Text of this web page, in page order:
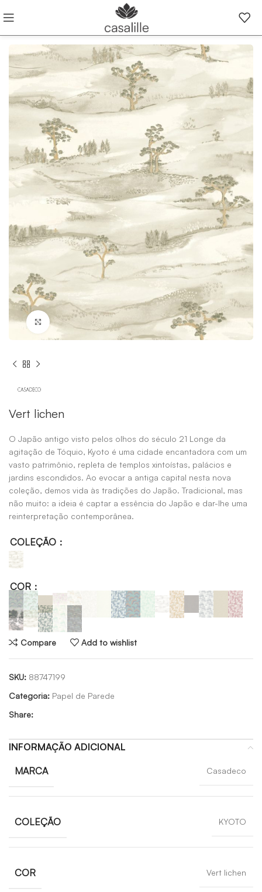
Click to enlarge
Vert lichen
O Japão antigo visto pelos olhos do século 21 Longe da
agitação de Tóquio, Kyoto é uma cidade encantadora com um
vasto patrimônio, repleta de templos xintoístas, palácios e
jardins escondidos. Ao evocar a antiga capital nesta nova
coleção, demos vida às tradições do Japão. Tradicional, mas
não muito: a ideia é captar a essência do Japão e dar-lhe uma
reinterpretação contemporânea.
COLEÇÃO
COR
Compare Add to wishlist
SKU: 88747199
Categoria: Papel de Parede
Share:
INFORMAÇÃO ADICIONAL
MARCA Casadeco
COLEÇÃO KYOTO
COR Vert lichen